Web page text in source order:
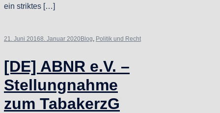
ein striktes […]
21. Juni 20168. Januar 2020 Blog, Politik und Recht
[DE] ABNR e.V. –
Stellungnahme
zum TabakerzG